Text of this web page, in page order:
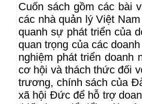
Cuốn sách gồm các bài
các nhà quản lý Việt
quanh sự phát triển của
quan trọng của các
nghiệm phát triển
cơ hội và thách thức đối
trương, chính sách của
xã hội Đức để hỗ trợ